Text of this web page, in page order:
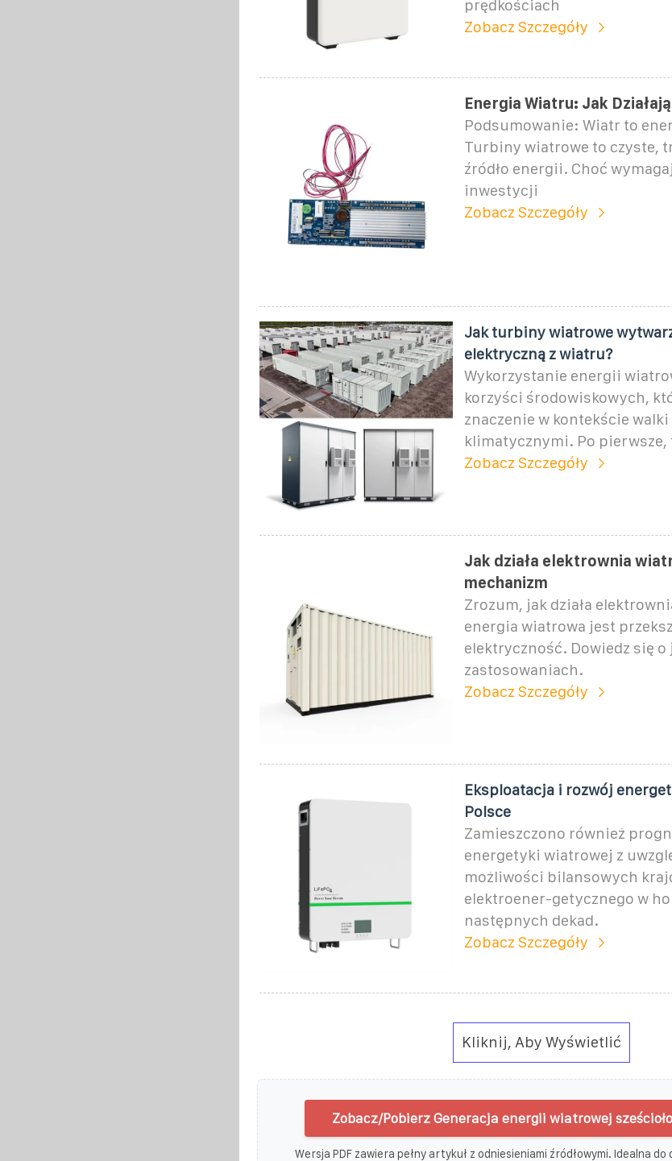
prędkościach
Zobacz Szczegóły
Energia Wiatru: Jak
Podsumowanie: Wiatr to
Turbiny wiatrowe to czyste,
źródło energii. Choć
inwestycji
Zobacz Szczegóły
Jak turbiny wiatrowe
elektryczną z wiatru?
Wykorzystanie energii
korzyści środowiskowych,
znaczenie w kontekście
klimatycznymi. Po
Zobacz Szczegóły
Jak działa elektrownia
mechanizm
Zrozum, jak działa
energia wiatrowa jest
elektryczność. Dowiedz się
zastosowaniach.
Zobacz Szczegóły
Eksploatacja i rozwój
Polsce
Zamieszczono również
energetyki wiatrowej z
możliwości bilansowych
elektroener-getycznego w
następnych dekad.
Zobacz Szczegóły
Kliknij, Aby Wyświetlić
Zobacz/Pobierz Generacja energii wiatrowej
Wersja PDF zawiera pełny artykuł z odniesieniami źródłowymi. Idealna